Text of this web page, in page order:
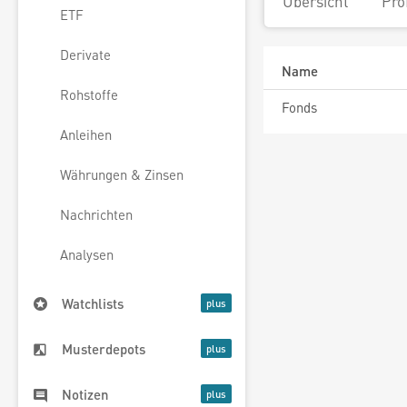
ETF
Derivate
Rohstoffe
Anleihen
Währungen & Zinsen
Nachrichten
Analysen
Watchlists
Musterdepots
Notizen
Name
Fonds